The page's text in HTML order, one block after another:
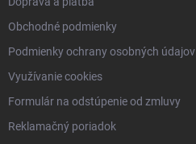
Obchodné podmienky
Podmienky ochrany osobných údajov
Využívanie cookies
Formulár na odstúpenie od zmluvy
Reklamačný poriadok